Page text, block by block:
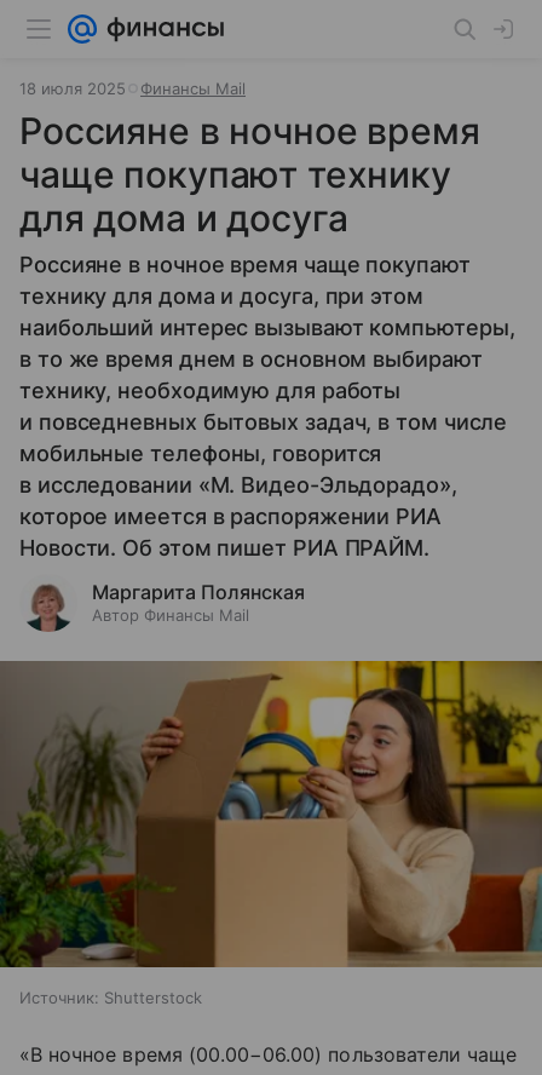
18 июля 2025 Финансы Mail
Россияне в ночное время
чаще покупают технику
для дома и досуга
Россияне в ночное время чаще покупают
технику для дома и досуга, при этом
наибольший интерес вызывают компьютеры,
в то же время днем в основном выбирают
технику, необходимую для работы
и повседневных бытовых задач, в том числе
мобильные телефоны, говорится
в исследовании «М. Видео-Эльдорадо»,
которое имеется в распоряжении РИА
Новости. Об этом пишет РИА ПРАЙМ.
Маргарита Полянская
Автор Финансы Mail
Источник: Shutterstock
«В ночное время (00.00−06.00) пользователи чаще